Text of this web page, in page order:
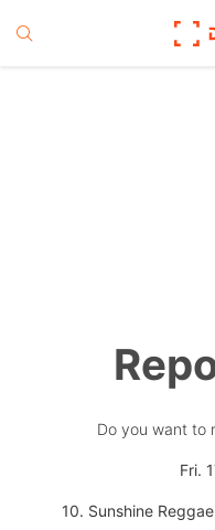
Do you want to
Fri.
10. Sunshine